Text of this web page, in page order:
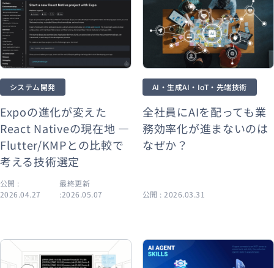
システム開発
Expoの進化が変えた
React Nativeの現在地 —
Flutter/KMPとの比較で
考える技術選定
公開 :
2026.04.27
最終更新
:2026.05.07
AI・生成AI・IoT・先端技術
全社員にAIを配っても業
務効率化が進まないのは
なぜか？
公開 : 2026.03.31